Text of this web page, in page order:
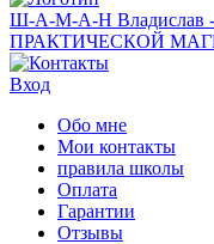
Ш-А-М-А-Н Владислав
ПРАКТИЧЕСКОЙ
Вход
Обо мне
Мои контакты
правила школы
Оплата
Гарантии
Отзывы